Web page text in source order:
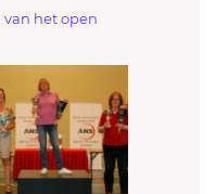
het open